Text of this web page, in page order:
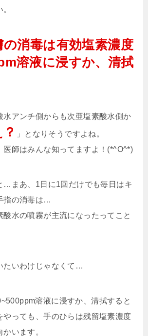
の消毒は有効塩素濃度
溶液に浸すか、清拭
水アンチ側からも次亜塩素酸水側か
」となりそうですよね。
医師はみんな知ってますよ！(*^O^*)
…まあ、1日に1回だけでも毎日はキ
指の消毒は…
酸水の噴霧が主流になったってこと
たいわけじゃなくて…
溶液に浸すか、清拭すると
やっても、手のひらは残留塩素濃度
います。